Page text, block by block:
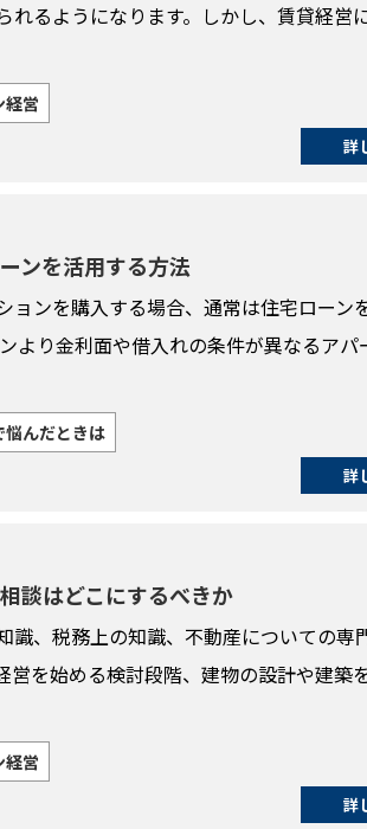
るようになります。しかし、賃貸経営
経営
詳
ンを活用する方法
ンを購入する場合、通常は住宅ローン
より金利面や借入れの条件が異なるアパ
悩んだときは
詳
談はどこにするべきか
識、税務上の知識、不動産についての専
を始める検討段階、建物の設計や建築
経営
詳